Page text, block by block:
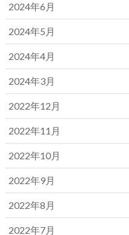
2024年6月
2024年5月
2024年4月
2024年3月
2022年12月
2022年11月
2022年10月
2022年9月
2022年8月
2022年7月